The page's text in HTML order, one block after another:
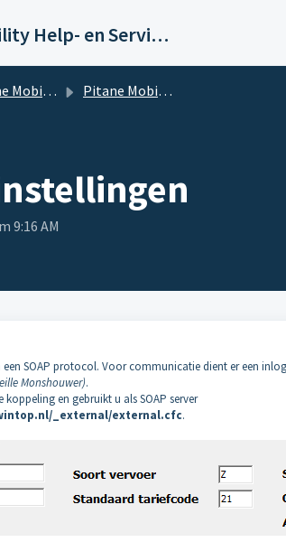
Pitane Mobility Help- en Servicedesk
- Koppelingen Pitane Mobility - WinTop Transvision
9:16 AM
SOAP protocol. Voor communicatie dient er een
Monshouwer).
en gebruikt u als SOAP server
_external/external.cfc.